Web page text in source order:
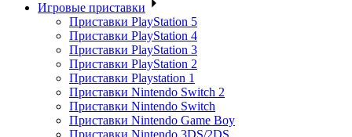
Игровые приставки
Приставки PlayStation 5
Приставки PlayStation 4
Приставки PlayStation 3
Приставки PlayStation 2
Приставки Playstation 1
Приставки Nintendo Switch 2
Приставки Nintendo Switch
Приставки Nintendo Game Boy